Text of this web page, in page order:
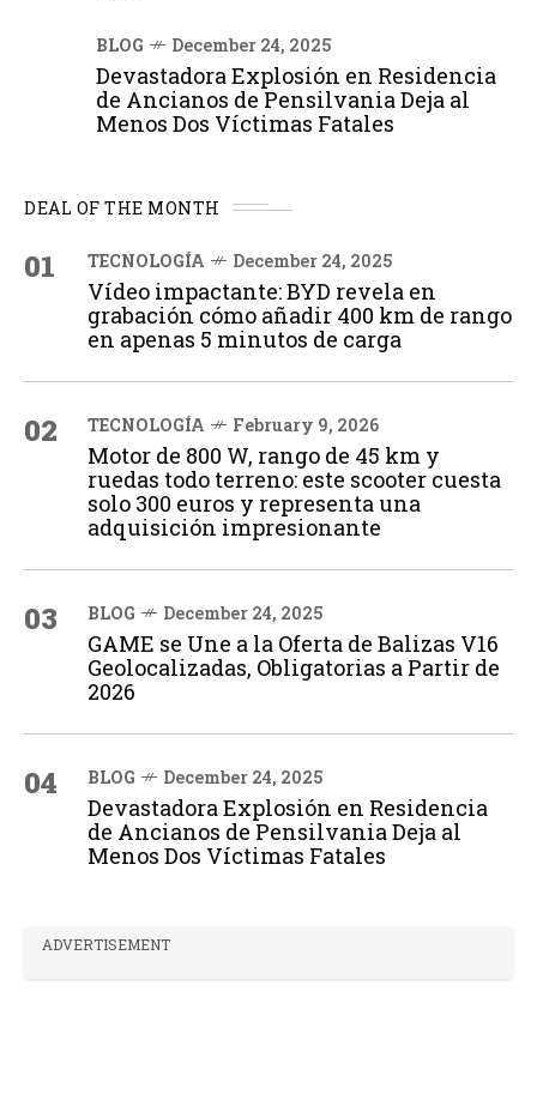
BLOG December 24, 2025
Devastadora Explosión en Residencia
de Ancianos de Pensilvania Deja al
Menos Dos Víctimas Fatales
DEAL OF THE MONTH
01 TECNOLOGÍA December 24, 2025
Vídeo impactante: BYD revela en
grabación cómo añadir 400 km de rango
en apenas 5 minutos de carga
02 TECNOLOGÍA February 9, 2026
Motor de 800 W, rango de 45 km y
ruedas todo terreno: este scooter cuesta
solo 300 euros y representa una
adquisición impresionante
03 BLOG December 24, 2025
GAME se Une a la Oferta de Balizas V16
Geolocalizadas, Obligatorias a Partir de
2026
04 BLOG December 24, 2025
Devastadora Explosión en Residencia
de Ancianos de Pensilvania Deja al
Menos Dos Víctimas Fatales
ADVERTISEMENT